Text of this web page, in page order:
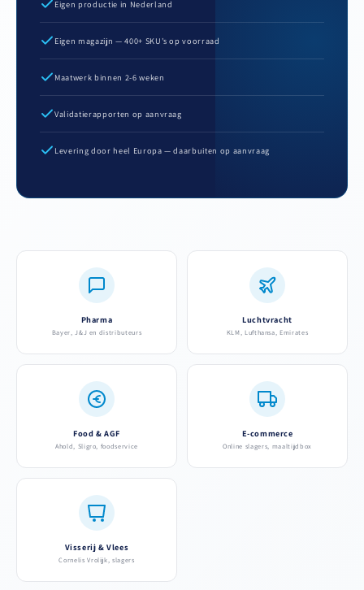
Eigen productie in Nederland
Eigen magazijn — 400+ SKU's op voorraad
Maatwerk binnen 2-6 weken
Validatierapporten op aanvraag
Levering door heel Europa — daarbuiten op aanvraag
Pharma
Bayer, J&J en distributeurs
Luchtvracht
KLM, Lufthansa, Emirates
Food & AGF
Ahold, Sligro, foodservice
E-commerce
Online slagers, maaltijdbox
Visserij & Vlees
Cornelis Vrolijk, slagers